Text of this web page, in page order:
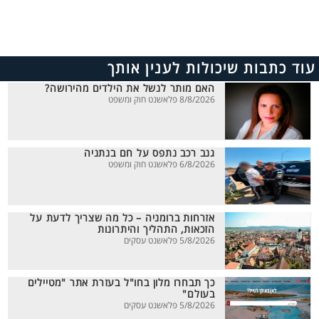
עוד כתבות שיכולות לענין אותך
האם מותר לנשל את הילדים מהירושה?
8/8/2026 פלאשנט חוק ומשפט
גנב רכב נתפס על חם בנתניה
6/8/2026 פלאשנט חוק ומשפט
אזרחות ברומניה – כל מה שצריך לדעת על
הזכאות, התהליך והיתרונות
5/8/2026 פלאשנט עסקים
כך תבחרו מלון בחו"ל בעזרת אתר "מטיילים
בעולם"
5/8/2026 פלאשנט עסקים